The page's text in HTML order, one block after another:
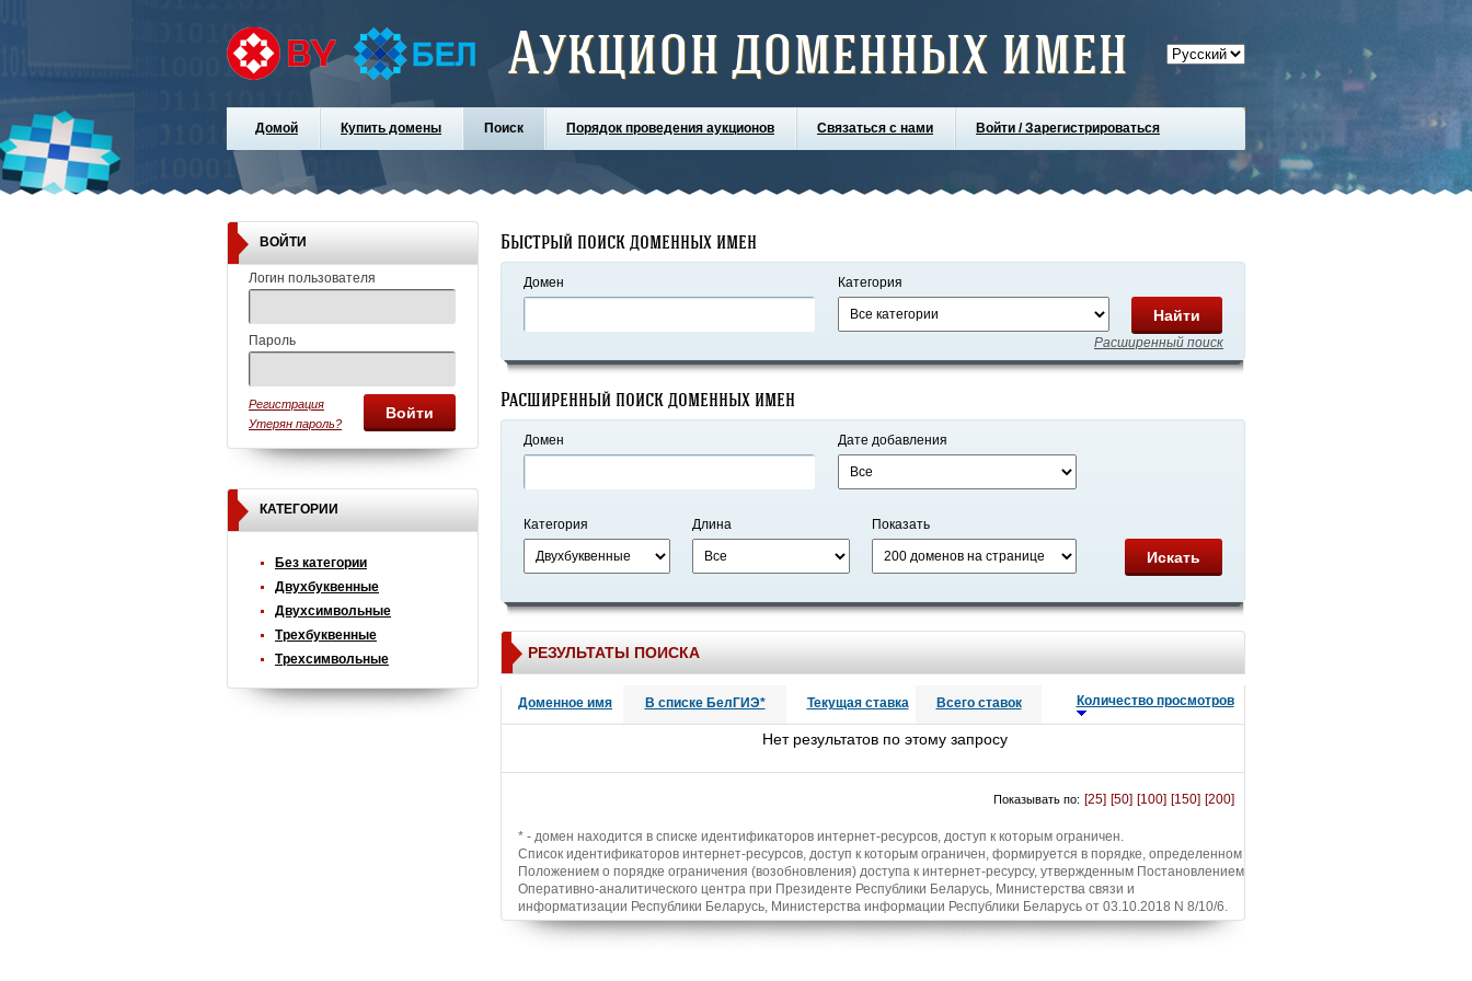
Аукцион доменных имен
Домой Купить домены Поиск Порядок проведения аукционов Связаться с нами Войти / Зарегистрироваться
ВОЙТИ
Логин пользователя
Пароль
Войти
Регистрация
Утерян пароль?
КАТЕГОРИИ
Без категории
Двухбуквенные
Двухсимвольные
Трехбуквенные
Трехсимвольные
Быстрый поиск доменных имен
Домен Категория
Найти
Расширенный поиск
Расширенный поиск доменных имен
Домен Дате добавления
Категория Длина Показать
Искать
РЕЗУЛЬТАТЫ ПОИСКА
Доменное имя В списке БелГИЭ* Текущая ставка Всего ставок Количество просмотров
Нет результатов по этому запросу
Показывать по: [25] [50] [100] [150] [200]
* - домен находится в списке идентификаторов интернет-ресурсов, доступ к которым ограничен.
Список идентификаторов интернет-ресурсов, доступ к которым ограничен, формируется в порядке, определенном
Положением о порядке ограничения (возобновления) доступа к интернет-ресурсу, утвержденным Постановлением
Оперативно-аналитического центра при Президенте Республики Беларусь, Министерства связи и
информатизации Республики Беларусь, Министерства информации Республики Беларусь от 03.10.2018 N 8/10/6.